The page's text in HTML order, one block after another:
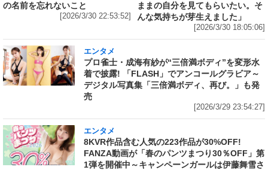
の名前を忘れないこと
[2026/3/30 22:53:52]
ままの自分を見てもらいたい。そ
んな気持ちが芽生えました」
[2026/3/30 18:05:06]
エンタメ
プロ雀士・成海有紗が“三倍満ボディ”を変形水
着で披露! 「FLASH」でアンコールグラビア～
デジタル写真集「三倍満ボディ、再び。」も発
売
[2026/3/29 23:54:27]
エンタメ
8KVR作品含む人気の223作品が30%OFF!
FANZA動画が「春のパンツまつり30％OFF」第
1弾を開催中～キャンペーンガールは伊藤舞雪さ